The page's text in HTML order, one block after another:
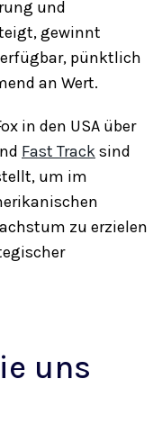
und
gewinnt
pünktlich
an Wert.
in den USA über
Fast Tracksind
um im
zu erzielen
uns